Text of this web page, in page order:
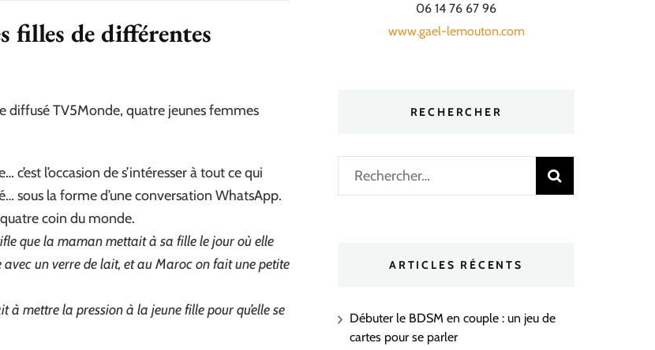
filles de différentes
diffusé TV5Monde, quatre jeunes femmes
l’occasion de s’intéresser à tout ce qui
sous la forme d’une conversation WhatsApp.
coin du monde.
que la maman mettait à sa fille le jour où elle
un verre de lait, et au Maroc on fait une petite
à mettre la pression à la jeune fille pour qu’elle se
06 14 76 67 96
www.gael-lemouton.com
RECHERCHER
Rechercher :
ARTICLES RÉCENTS
Débuter le BDSM en couple : un jeu de
cartes pour se parler